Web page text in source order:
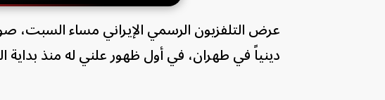
عرض التلفزيون الرسمي الإيراني مساء السبت،
دينياً في طهران، في أول ظهور علني له منذ